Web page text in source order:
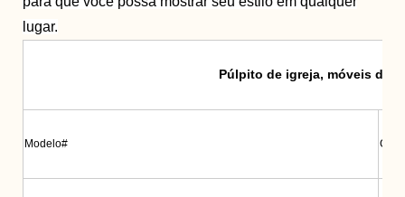
lugar.
Púlpito de igreja, móveis de
Modelo#